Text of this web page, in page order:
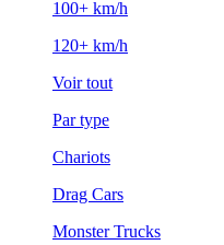
100+ km/h
120+ km/h
Voir tout
Par type
Chariots
Drag Cars
Monster Trucks